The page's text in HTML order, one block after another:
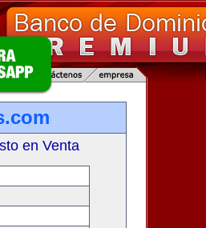
en Venta